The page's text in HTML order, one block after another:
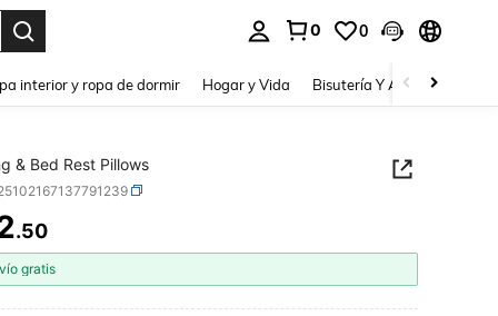
0 0
interior y ropa de dormir Hogar y Vida Bisutería Y Accesorios
& Bed Rest Pillows
AND AVAILABILITY
.50
gratis